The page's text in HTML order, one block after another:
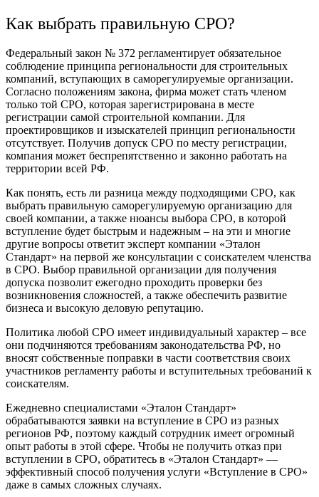
Как выбрать правильную СРО?
Федеральный закон № 372 регламентирует обязательное
соблюдение принципа региональности для строительных
компаний, вступающих в саморегулируемые организации.
Согласно положениям закона, фирма может стать членом
только той СРО, которая зарегистрирована в месте
регистрации самой строительной компании. Для
проектировщиков и изыскателей принцип региональности
отсутствует. Получив допуск СРО по месту регистрации,
компания может беспрепятственно и законно работать на
территории всей РФ.
Как понять, есть ли разница между подходящими СРО, как
выбрать правильную саморегулируемую организацию для
своей компании, а также нюансы выбора СРО, в которой
вступление будет быстрым и надежным – на эти и многие
другие вопросы ответит эксперт компании «Эталон
Стандарт» на первой же консультации с соискателем членства
в СРО. Выбор правильной организации для получения
допуска позволит ежегодно проходить проверки без
возникновения сложностей, а также обеспечить развитие
бизнеса и высокую деловую репутацию.
Политика любой СРО имеет индивидуальный характер – все
они подчиняются требованиям законодательства РФ, но
вносят собственные поправки в части соответствия своих
участников регламенту работы и вступительных требований к
соискателям.
Ежедневно специалистами «Эталон Стандарт»
обрабатываются заявки на вступление в СРО из разных
регионов РФ, поэтому каждый сотрудник имеет огромный
опыт работы в этой сфере. Чтобы не получить отказ при
вступлении в СРО, обратитесь в «Эталон Стандарт» —
эффективный способ получения услуги «Вступление в СРО»
даже в самых сложных случаях.